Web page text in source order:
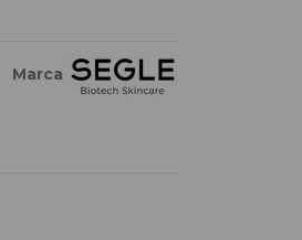
Marca